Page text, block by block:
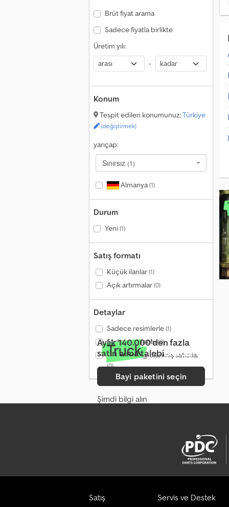
Brüt fiyat arama
Sadece fiyatla birlikte
Üretim yılı:
-
Konum
Tespit edilen konumunuz:Türkiye
(değiştirmek)
yarıçap:
Sınırsız (1)
Almanya(1)
Durum
Yeni(1)
Satış formatı
Küçük ilanlar(1)
Açık artırmalar(0)
Detaylar
Sadece resimlerle(1)
Sadece videolu(0)
Yalnızca doğrulanmış satıcılar
(0)
Aylık 140.000'den fazla
satın alma talebi
Bayi paketini seçin
Şimdi bilgi alın
Satış Servis ve Destek